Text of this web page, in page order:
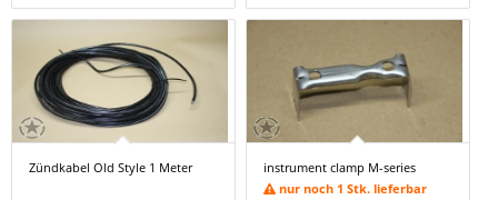
Zündkabel Old Style 1 Meter
instrument clamp M-series
nur noch 1 Stk. lieferbar